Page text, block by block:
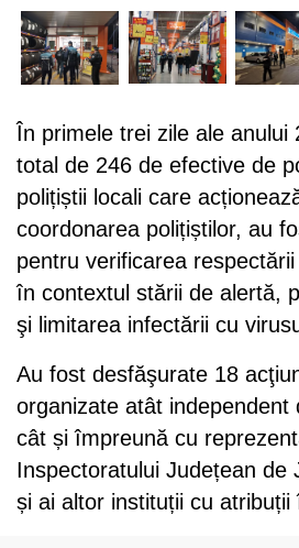
În primele trei zile ale anului
total de 246 de efective de
polițiștii locali care
coordonarea polițiștilor, au
pentru verificarea
în contextul stării de alertă,
şi limitarea infectării cu
Au fost desfăşurate 18
organizate atât independent
cât și împreună cu
Inspectoratului Județean de
și ai altor instituții cu atribuții